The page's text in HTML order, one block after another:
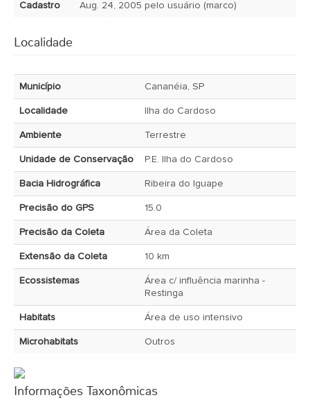
Cadastro Aug. 24, 2005 pelo usuário (marco)
Localidade
Município Cananéia, SP
Localidade Ilha do Cardoso
Ambiente Terrestre
Unidade de Conservação P.E. Ilha do Cardoso
Bacia Hidrográfica Ribeira do Iguape
Precisão do GPS 15.0
Precisão da Coleta Área da Coleta
Extensão da Coleta 10 km
Ecossistemas
Área c/ influência marinha -
Restinga
Habitats Área de uso intensivo
Microhabitats Outros
Informações Taxonômicas